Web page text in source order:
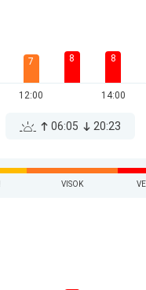
7
12:00
8 8
14:00
06:05 20:23
VISOK